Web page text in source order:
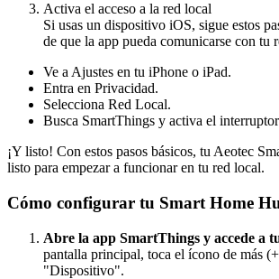
Activa el acceso a la red local
Si usas un dispositivo iOS, sigue estos
de que la app pueda comunicarse con tu
Ve a Ajustes en tu iPhone o iPad.
Entra en Privacidad.
Selecciona Red Local.
Busca SmartThings y activa el
¡Y listo! Con estos pasos básicos, tu Aeotec
listo para empezar a funcionar en tu red local.
Cómo configurar tu Smart Home
Abre la app SmartThings y accede a
pantalla principal, toca el ícono de más
"Dispositivo".